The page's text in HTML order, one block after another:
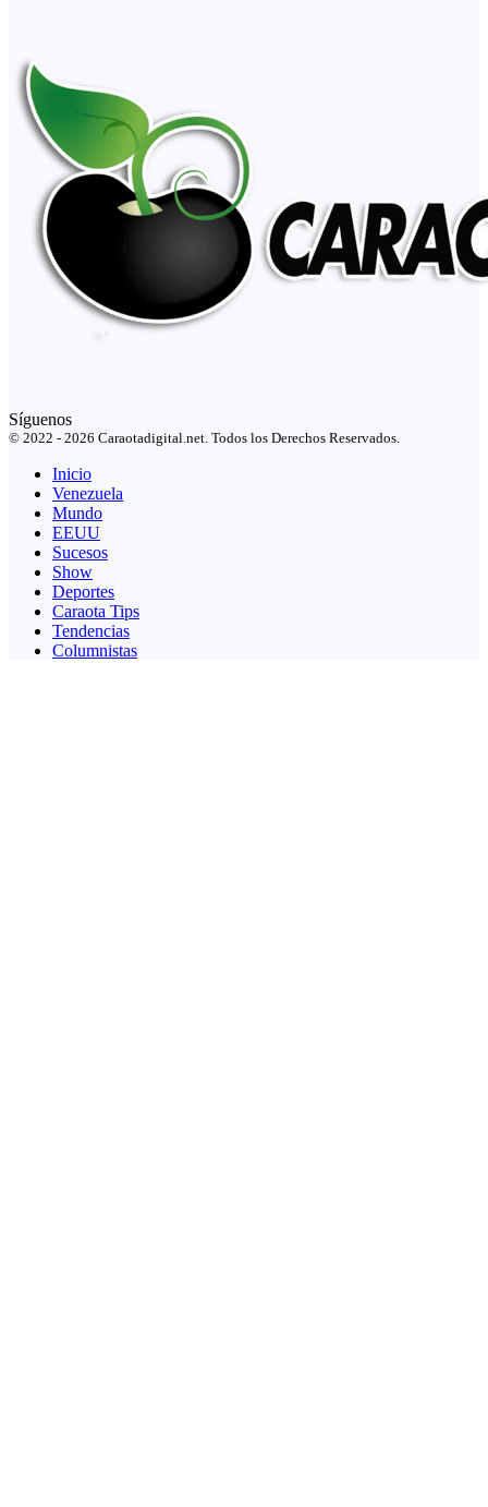
Síguenos
© 2022 - 2026 Caraotadigital.net. Todos los Derechos Reservados.
Inicio
Venezuela
Mundo
EEUU
Sucesos
Show
Deportes
Caraota Tips
Tendencias
Columnistas